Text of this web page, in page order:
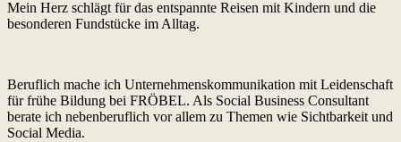
Mein Herz schlägt für das entspannte Reisen mit Kindern und die
besonderen Fundstücke im Alltag.
Beruflich mache ich Unternehmenskommunikation mit Leidenschaft
für frühe Bildung bei FRÖBEL. Als Social Business Consultant
berate ich nebenberuflich vor allem zu Themen wie Sichtbarkeit und
Social Media.